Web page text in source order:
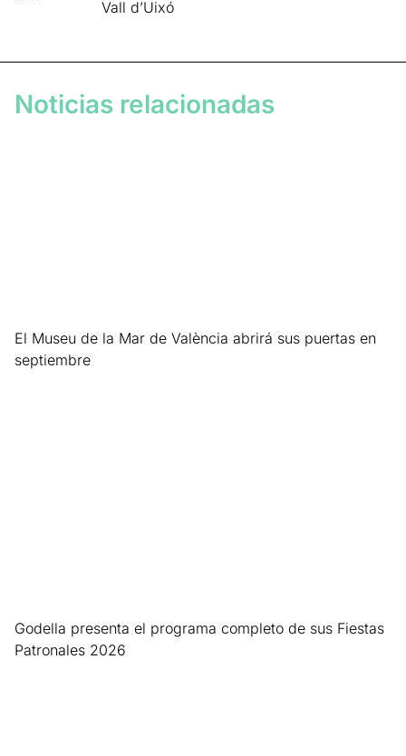
Vall d’Uixó
Noticias relacionadas
El Museu de la Mar de València abrirá sus puertas en
septiembre
Godella presenta el programa completo de sus Fiestas
Patronales 2026